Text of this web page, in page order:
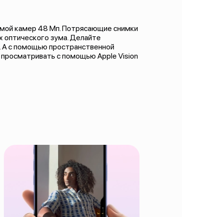
камер 48 Мп. Потрясающие снимки
зума. Делайте
А с помощью пространственной
с помощью Apple Vision